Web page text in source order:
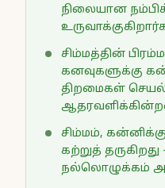
நிலையான
சிம்மத்தின்
கனவுகளுக்கு
திறமைகள்
சிம்மம்,
கற்றுத்
நல்லொழுக்கம்